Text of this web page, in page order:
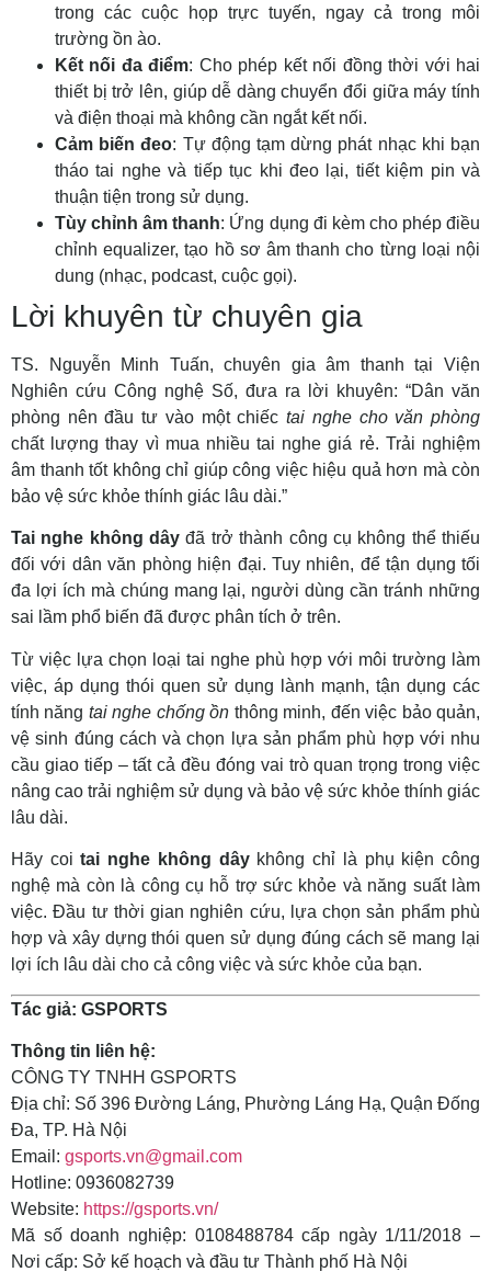
trong các cuộc họp trực tuyến, ngay cả trong môi
trường ồn ào.
Kết nối đa điểm: Cho phép kết nối đồng thời với hai
thiết bị trở lên, giúp dễ dàng chuyển đổi giữa máy tính
và điện thoại mà không cần ngắt kết nối.
Cảm biến đeo: Tự động tạm dừng phát nhạc khi bạn
tháo tai nghe và tiếp tục khi đeo lại, tiết kiệm pin và
thuận tiện trong sử dụng.
Tùy chỉnh âm thanh: Ứng dụng đi kèm cho phép điều
chỉnh equalizer, tạo hồ sơ âm thanh cho từng loại nội
dung (nhạc, podcast, cuộc gọi).
Lời khuyên từ chuyên gia
TS. Nguyễn Minh Tuấn, chuyên gia âm thanh tại Viện
Nghiên cứu Công nghệ Số, đưa ra lời khuyên: “Dân văn
phòng nên đầu tư vào một chiếctai nghe cho văn phòng
chất lượng thay vì mua nhiều tai nghe giá rẻ. Trải nghiệm
âm thanh tốt không chỉ giúp công việc hiệu quả hơn mà còn
bảo vệ sức khỏe thính giác lâu dài.”
Tai nghe không dây đã trở thành công cụ không thể thiếu
đối với dân văn phòng hiện đại. Tuy nhiên, để tận dụng tối
đa lợi ích mà chúng mang lại, người dùng cần tránh những
sai lầm phổ biến đã được phân tích ở trên.
Từ việc lựa chọn loại tai nghe phù hợp với môi trường làm
việc, áp dụng thói quen sử dụng lành mạnh, tận dụng các
tính năng tai nghe chống ồn thông minh, đến việc bảo quản,
vệ sinh đúng cách và chọn lựa sản phẩm phù hợp với nhu
cầu giao tiếp – tất cả đều đóng vai trò quan trọng trong việc
nâng cao trải nghiệm sử dụng và bảo vệ sức khỏe thính giác
lâu dài.
Hãy coitai nghe không dâykhông chỉ là phụ kiện công
nghệ mà còn là công cụ hỗ trợ sức khỏe và năng suất làm
việc. Đầu tư thời gian nghiên cứu, lựa chọn sản phẩm phù
hợp và xây dựng thói quen sử dụng đúng cách sẽ mang lại
lợi ích lâu dài cho cả công việc và sức khỏe của bạn.
Tác giả: GSPORTS
Thông tin liên hệ:
CÔNG TY TNHH GSPORTS
Địa chỉ: Số 396 Đường Láng, Phường Láng Hạ, Quận Đống
Đa, TP. Hà Nội
Email: gsports.vn@gmail.com
Hotline: 0936082739
Website: https://gsports.vn/
Mã số doanh nghiệp: 0108488784 cấp ngày 1/11/2018 –
Nơi cấp: Sở kế hoạch và đầu tư Thành phố Hà Nội